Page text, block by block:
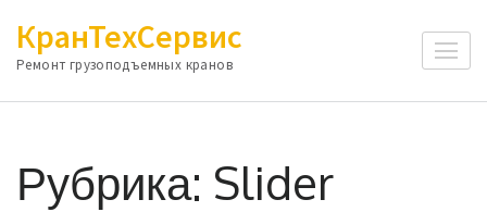
содержимому
(нажмите
КранТехСервис
Ремонт грузоподъемных кранов
Рубрика: Slider